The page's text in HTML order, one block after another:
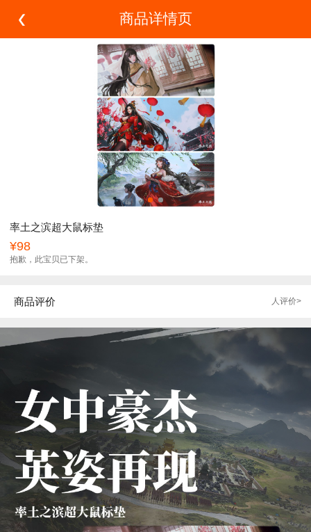
商品详情页
率土之滨超大鼠标垫
¥98
抱歉，此宝贝已下架。
人评价>
商品评价